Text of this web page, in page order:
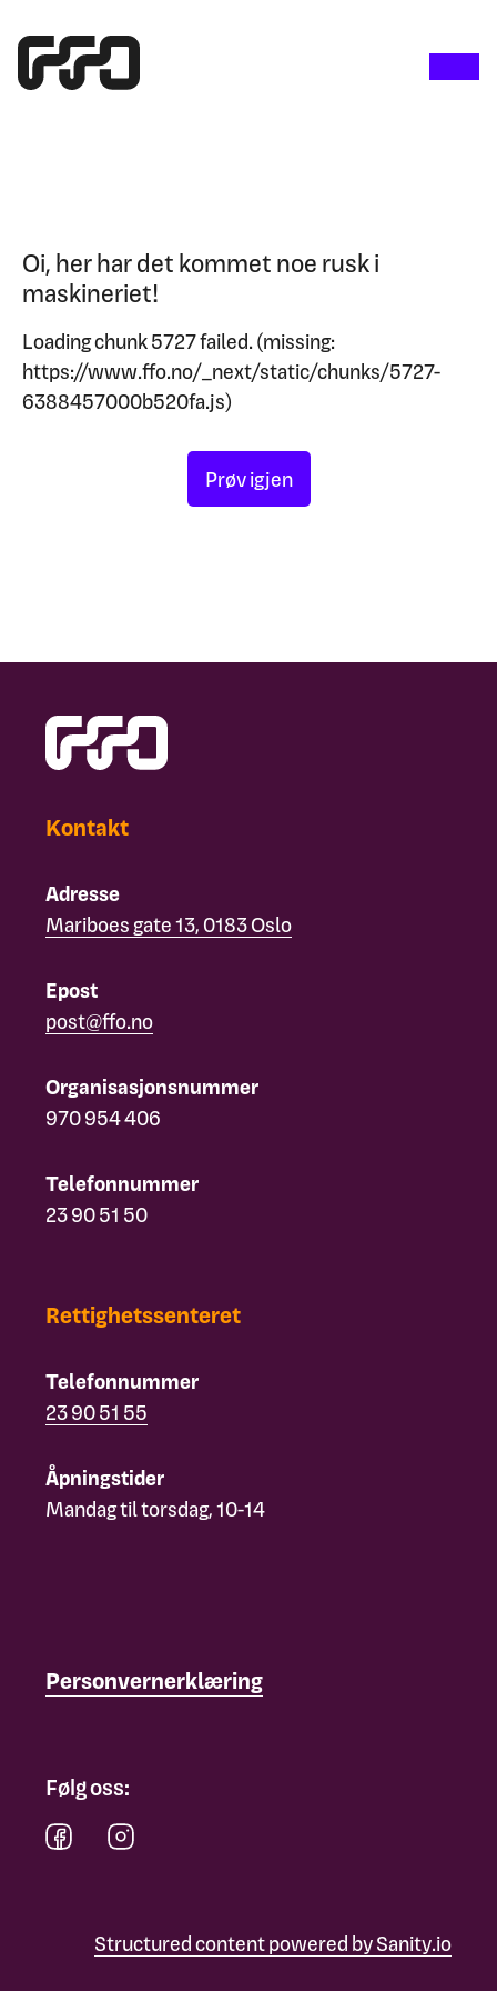
Oi, her har det kommet noe rusk i
maskineriet!
Loading chunk 5727 failed. (missing:
https://www.ffo.no/_next/static/chunks/5727-
6388457000b520fa.js)
Prøv igjen
Kontakt
Adresse
Mariboes gate 13, 0183 Oslo
Epost
post@ffo.no
Organisasjonsnummer
970 954 406
Telefonnummer
23 90 51 50
Rettighetssenteret
Telefonnummer
23 90 51 55
Åpningstider
Mandag til torsdag, 10-14
Personvernerklæring
Følg oss:
Structured content powered by Sanity.io